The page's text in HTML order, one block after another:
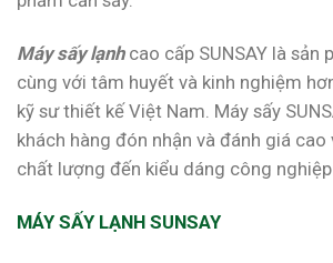
Máy sấy lạnhcao cấp SUNSAY là sản
cùng với tâm huyết và kinh nghiệm
kỹ sư thiết kế Việt Nam. Máy sấy
khách hàng đón nhận và đánh giá cao
chất lượng đến kiểu dáng công nghiệp
MÁY SẤY LẠNH SUNSAY